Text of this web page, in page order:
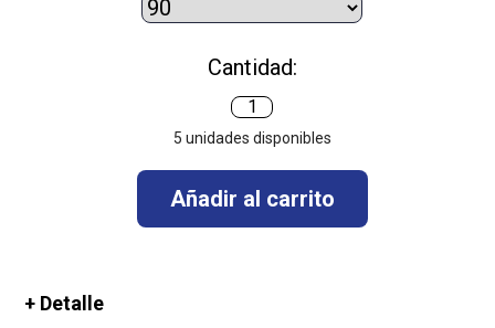
Cantidad:
5 unidades disponibles
+ Detalle